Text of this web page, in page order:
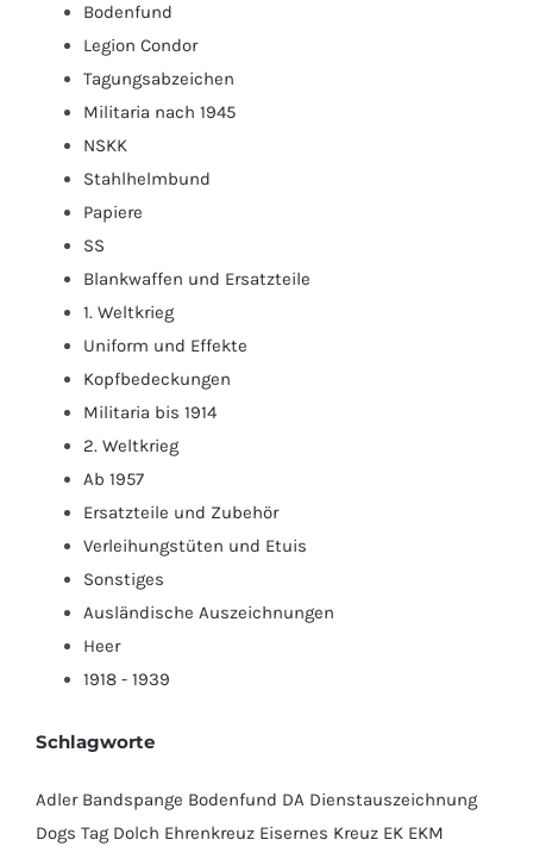
Bodenfund
Legion Condor
Tagungsabzeichen
Militaria nach 1945
NSKK
Stahlhelmbund
Papiere
SS
Blankwaffen und Ersatzteile
1. Weltkrieg
Uniform und Effekte
Kopfbedeckungen
Militaria bis 1914
2. Weltkrieg
Ab 1957
Ersatzteile und Zubehör
Verleihungstüten und Etuis
Sonstiges
Ausländische Auszeichnungen
Heer
1918 - 1939
Schlagworte
Adler Bandspange Bodenfund DA Dienstauszeichnung
Dogs Tag Dolch Ehrenkreuz Eisernes Kreuz EK EKM